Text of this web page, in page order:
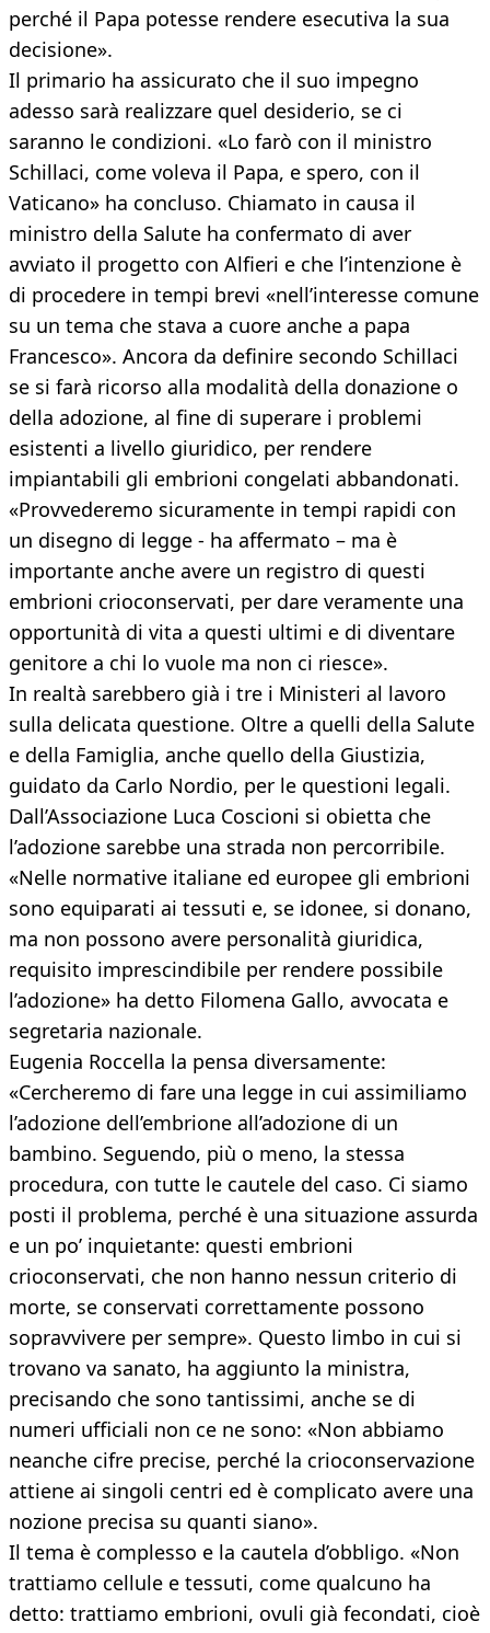
perché il Papa potesse rendere esecutiva la sua
decisione».
Il primario ha assicurato che il suo impegno
adesso sarà realizzare quel desiderio, se ci
saranno le condizioni. «Lo farò con il ministro
Schillaci, come voleva il Papa, e spero, con il
Vaticano» ha concluso. Chiamato in causa il
ministro della Salute ha confermato di aver
avviato il progetto con Alfieri e che l’intenzione è
di procedere in tempi brevi «nell’interesse comune
su un tema che stava a cuore anche a papa
Francesco». Ancora da definire secondo Schillaci
se si farà ricorso alla modalità della donazione o
della adozione, al fine di superare i problemi
esistenti a livello giuridico, per rendere
impiantabili gli embrioni congelati abbandonati.
«Provvederemo sicuramente in tempi rapidi con
un disegno di legge - ha affermato – ma è
importante anche avere un registro di questi
embrioni crioconservati, per dare veramente una
opportunità di vita a questi ultimi e di diventare
genitore a chi lo vuole ma non ci riesce».
In realtà sarebbero già i tre i Ministeri al lavoro
sulla delicata questione. Oltre a quelli della Salute
e della Famiglia, anche quello della Giustizia,
guidato da Carlo Nordio, per le questioni legali.
Dall’Associazione Luca Coscioni si obietta che
l’adozione sarebbe una strada non percorribile.
«Nelle normative italiane ed europee gli embrioni
sono equiparati ai tessuti e, se idonee, si donano,
ma non possono avere personalità giuridica,
requisito imprescindibile per rendere possibile
l’adozione» ha detto Filomena Gallo, avvocata e
segretaria nazionale.
Eugenia Roccella la pensa diversamente:
«Cercheremo di fare una legge in cui assimiliamo
l’adozione dell’embrione all’adozione di un
bambino. Seguendo, più o meno, la stessa
procedura, con tutte le cautele del caso. Ci siamo
posti il problema, perché è una situazione assurda
e un po’ inquietante: questi embrioni
crioconservati, che non hanno nessun criterio di
morte, se conservati correttamente possono
sopravvivere per sempre». Questo limbo in cui si
trovano va sanato, ha aggiunto la ministra,
precisando che sono tantissimi, anche se di
numeri ufficiali non ce ne sono: «Non abbiamo
neanche cifre precise, perché la crioconservazione
attiene ai singoli centri ed è complicato avere una
nozione precisa su quanti siano».
Il tema è complesso e la cautela d’obbligo. «Non
trattiamo cellule e tessuti, come qualcuno ha
detto: trattiamo embrioni, ovuli già fecondati, cioè